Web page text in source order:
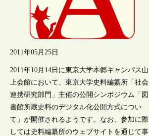
2011年05月25日
2011年10月14日に東京大学本郷キャンパス山
上会館において、東京大学史料編纂所「社会
連携研究部門」主催の公開シンポジウム「図
書館所蔵史料のデジタル化公開方式につい
て」が開催されるようです。なお、参加に際
しては史料編纂所のウェブサイトを通じて事